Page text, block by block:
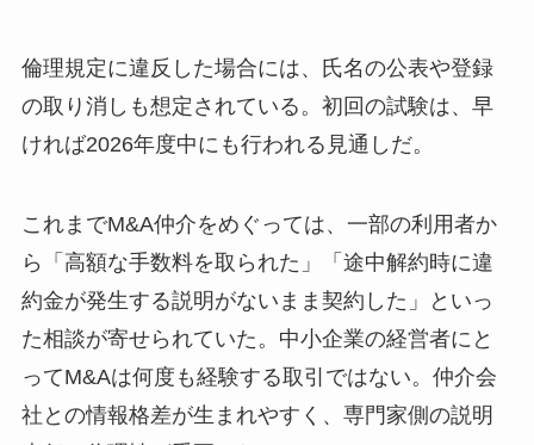
倫理規定に違反した場合には、氏名の公表や登録
の取り消しも想定されている。初回の試験は、早
ければ2026年度中にも行われる見通しだ。
これまでM&A仲介をめぐっては、一部の利用者か
ら「高額な手数料を取られた」「途中解約時に違
約金が発生する説明がないまま契約した」といっ
た相談が寄せられていた。中小企業の経営者にと
ってM&Aは何度も経験する取引ではない。仲介会
社との情報格差が生まれやすく、専門家側の説明